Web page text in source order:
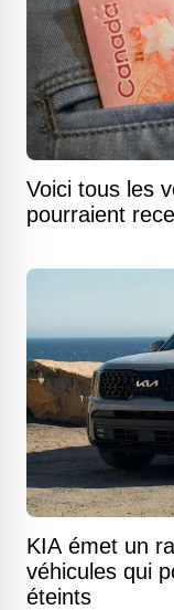
Voici tous les
pourraient
KIA émet un
véhicules qui
éteints